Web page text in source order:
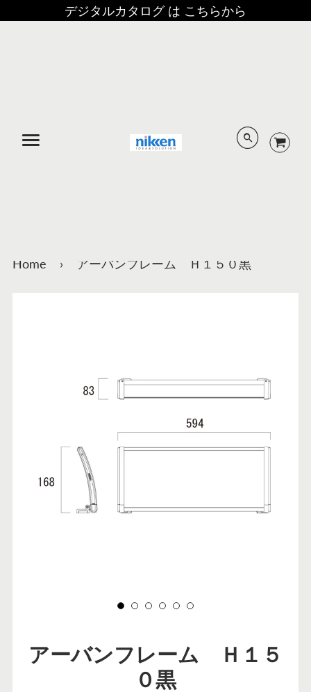
デジタルカタログ は こちらから
Home › アーバンフレーム Ｈ１５０黒
アーバンフレーム Ｈ１５
０黒